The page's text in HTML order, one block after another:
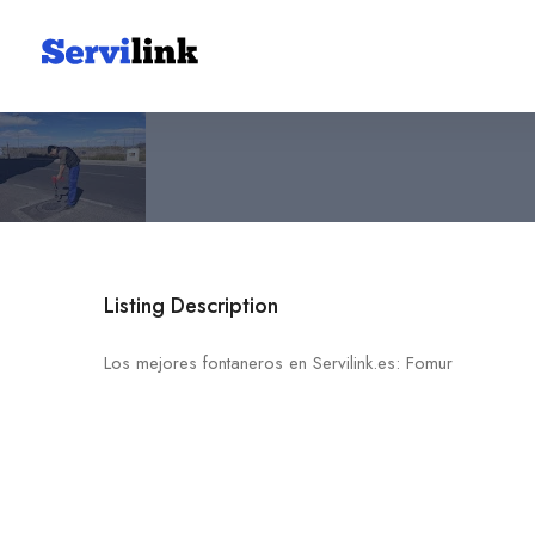
Fomur
Listing Description
Los mejores fontaneros en Servilink.es: Fomur